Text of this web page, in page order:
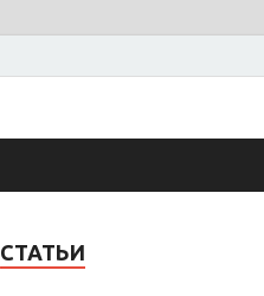
СТАТЬИ